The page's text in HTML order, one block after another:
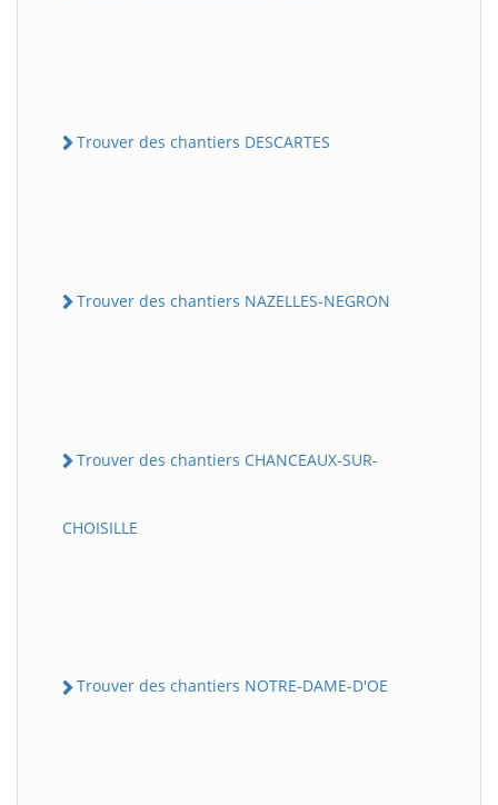
Trouver des chantiers DESCARTES
Trouver des chantiers NAZELLES-NEGRON
Trouver des chantiers CHANCEAUX-SUR-
CHOISILLE
Trouver des chantiers NOTRE-DAME-D'OE